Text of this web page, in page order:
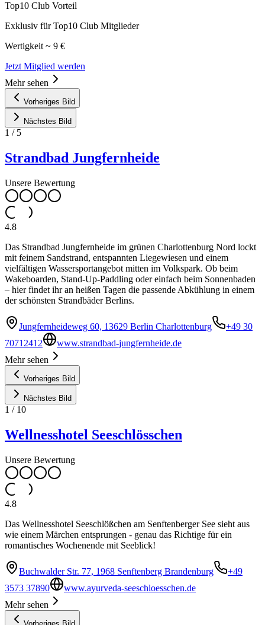
Top10 Club Vorteil
Exklusiv für Top10 Club Mitglieder
Wertigkeit ~ 9 €
Jetzt Mitglied werden
Mehr sehen
Vorheriges Bild
Nächstes Bild
1 / 5
Strandbad Jungfernheide
Unsere Bewertung
4.8
Das Strandbad Jungfernheide im grünen Charlottenburg Nord lockt
mit feinem Sandstrand, entspannten Liegewiesen und einem
vielfältigen Wassersportangebot mitten im Volkspark. Ob beim
Wakeboarden, Stand-Up-Paddling oder einfach beim Sonnenbaden
– hier findet ihr an heißen Tagen die passende Abkühlung in einem
der schönsten Strandbäder Berlins.
Jungfernheideweg 60, 13629 Berlin Charlottenburg
+49 30
70712412
www.strandbad-jungfernheide.de
Mehr sehen
Vorheriges Bild
Nächstes Bild
1 / 10
Wellnesshotel Seeschlösschen
Unsere Bewertung
4.8
Das Wellnesshotel Seeschlößchen am Senftenberger See sieht aus
wie einem Märchen entsprungen - genau das Richtige für ein
romantisches Wochenende mit Seeblick!
Buchwalder Str. 77, 1968 Senftenberg Brandenburg
+49
3573 37890
www.ayurveda-seeschloesschen.de
Mehr sehen